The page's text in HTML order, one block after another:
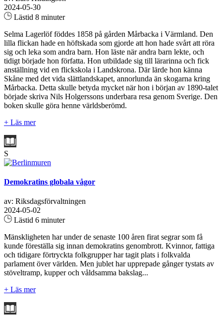
2024-05-30
Lästid 8 minuter
Selma Lagerlöf föddes 1858 på gården Mårbacka i Värmland. Den
lilla flickan hade en höftskada som gjorde att hon hade svårt att röra
sig och leka som andra barn. Hon läste när andra barn lekte, och
tidigt började hon författa. Hon utbildade sig till lärarinna och fick
anställning vid en flickskola i Landskrona. Där lärde hon känna
Skåne med det vida slättlandskapet, annorlunda än skogarna kring
Mårbacka. Detta skulle betyda mycket när hon i början av 1890-talet
började skriva Nils Holgerssons underbara resa genom Sverige. Den
boken skulle göra henne världsberömd.
+ Läs mer
S
Demokratins globala vågor
av: Riksdagsförvaltningen
2024-05-02
Lästid 6 minuter
Mänskligheten har under de senaste 100 åren firat segrar som få
kunde föreställa sig innan demokratins genombrott. Kvinnor, fattiga
och tidigare förtryckta folkgrupper har tagit plats i folkvalda
parlament över världen. Men jublet har upprepade gånger tystats av
stöveltramp, kupper och våldsamma bakslag...
+ Läs mer